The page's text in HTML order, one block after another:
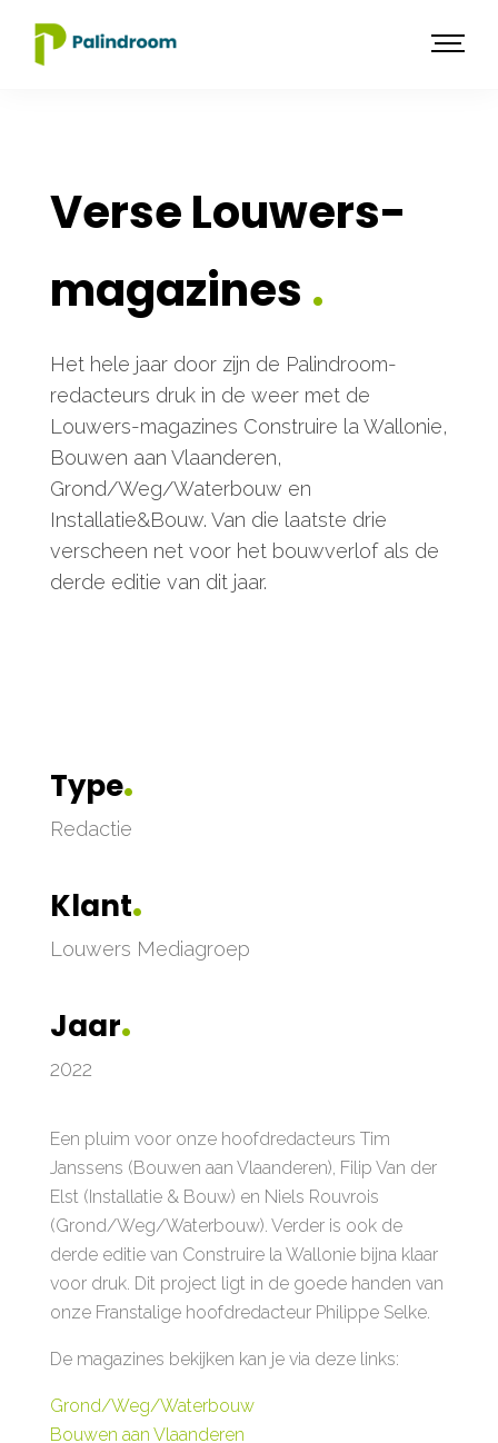
Verse Louwers-
magazines .
Het hele jaar door zijn de Palindroom-
redacteurs druk in de weer met de
Louwers-magazines Construire la Wallonie,
Bouwen aan Vlaanderen,
Grond/Weg/Waterbouw en
Installatie&Bouw. Van die laatste drie
verscheen net voor het bouwverlof als de
derde editie van dit jaar.
Type.
Redactie
Klant.
Louwers Mediagroep
Jaar.
2022
Een pluim voor onze hoofdredacteurs Tim
Janssens (Bouwen aan Vlaanderen), Filip Van der
Elst (Installatie & Bouw) en Niels Rouvrois
(Grond/Weg/Waterbouw). Verder is ook de
derde editie van Construire la Wallonie bijna klaar
voor druk. Dit project ligt in de goede handen van
onze Franstalige hoofdredacteur Philippe Selke.
De magazines bekijken kan je via deze links:
Grond/Weg/Waterbouw
Bouwen aan Vlaanderen